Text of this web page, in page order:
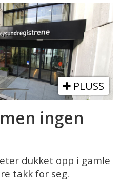
PLUSS
ingen
dukket opp i gamle
takk for seg.